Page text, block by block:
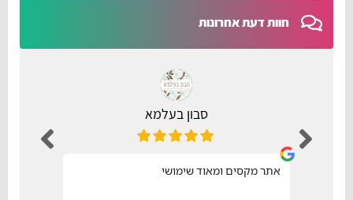
חוות דעת אחרונות
סבון בעלמא
אתר מקסים ומאוד שימושי